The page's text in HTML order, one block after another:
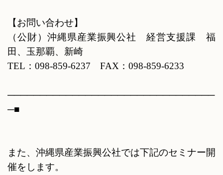
【お問い合わせ】
（公財）沖縄県産業振興公社 経営支援課 福
田、玉那覇、新崎
TEL ： 098-859-6237 FAX ： 098-859-6233
────────────────────────────────
─■
また、沖縄県産業振興公社では下記のセミナー開
催をします。